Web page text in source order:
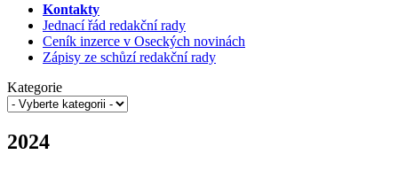
Kontakty
Jednací řád redakční rady
Ceník inzerce v Oseckých novinách
Zápisy ze schůzí redakční rady
Kategorie
2024